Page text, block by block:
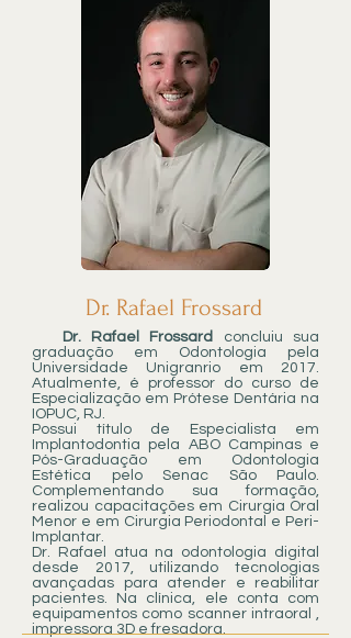
Dr. Rafael Frossard
Dr. Rafael Frossard concluiu sua
graduação em Odontologia pela
Universidade Unigranrio em 2017.
Atualmente, é professor do curso de
Especialização em Prótese Dentária na
IOPUC, RJ.
Possui título de Especialista em
Implantodontia pela ABO Campinas e
Pós-Graduação em Odontologia
Estética pelo Senac São Paulo.
Complementando sua formação,
realizou capacitações em Cirurgia Oral
Menor e em Cirurgia Periodontal e Peri-
Implantar.
Dr. Rafael atua na odontologia digital
desde 2017, utilizando tecnologias
avançadas para atender e reabilitar
pacientes. Na clínica, ele conta com
equipamentos como scanner intraoral ,
impressora 3D e fresadora.